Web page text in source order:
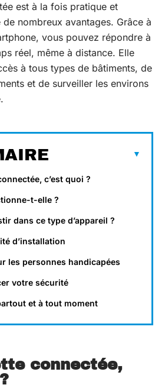
est à la fois pratique et
nombreux avantages. Grâce à
vous pouvez répondre à
réel, même à distance. Elle
à tous types de bâtiments, de
et de surveiller les environs
c’est quoi ?
t-elle ?
dans ce type d’appareil ?
d’installation
les personnes handicapées
votre sécurité
et à tout moment
connectée,